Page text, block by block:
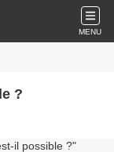
MENU
?